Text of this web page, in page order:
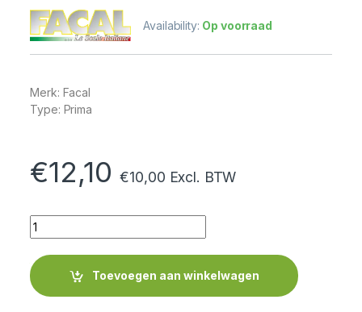
Availability: Op voorraad
Merk: Facal
Type: Prima
€12,10 €10,00 Excl. BTW
Quantity
Toevoegen aan winkelwagen